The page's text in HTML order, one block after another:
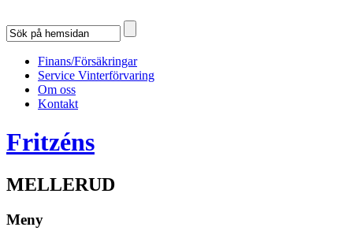
Finans/Försäkringar
Service Vinterförvaring
Om oss
Kontakt
Fritzéns
MELLERUD
Meny